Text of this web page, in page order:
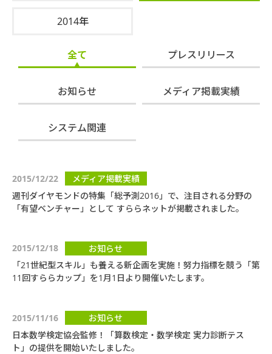
2014年
全て プレスリリース
お知らせ メディア掲載実績
システム関連
2015/12/22
メディア掲載実績
週刊ダイヤモンドの特集「総予測2016」で、注目される分野の
「有望ベンチャー」として すららネットが掲載されました。
2015/12/18
お知らせ
「21世紀型スキル」も養える新企画を実施！努力指標を競う「第
11回すららカップ」を1月1日より開催いたします。
2015/11/16
お知らせ
日本数学検定協会監修！「算数検定・数学検定 実力診断テス
ト」の提供を開始いたしました。